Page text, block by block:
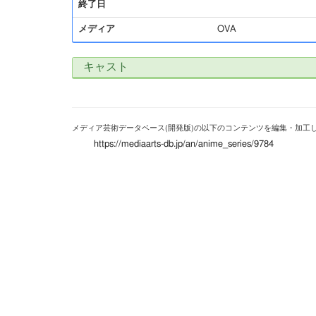
終了日
メディア OVA
キャスト
メディア芸術データベース(開発版)の以下のコンテンツを編集・加工
https://mediaarts-db.jp/an/anime_series/9784